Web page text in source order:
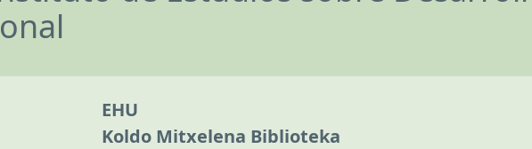
EHU
Koldo Mitxelena Biblioteka